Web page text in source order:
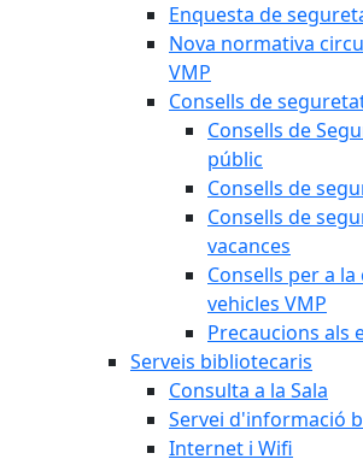
Enquesta de
Nova normativa
VMP
Consells de
Consells de
públic
Consells de
Consells de
vacances
Consells per a
vehicles VMP
Precaucions als
Serveis bibliotecaris
Consulta a la Sala
Servei d'informació
Internet i Wifi